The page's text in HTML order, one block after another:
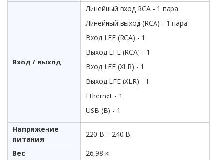
Вход / выход
Линейный вход RCA - 1 пара
Линейный выход (RCA) - 1 пара
Вход LFE (RCA) - 1
Выход LFE (RCA) - 1
Вход LFE (XLR) - 1
Выход LFE (XLR) - 1
Ethernet - 1
USB (B) - 1
Напряжение
питания
220 В. - 240 В.
Вес
26,98 кг